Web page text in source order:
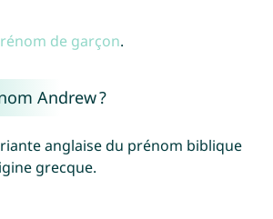
de garçon.
Andrew ?
anglaise du prénom biblique
grecque.